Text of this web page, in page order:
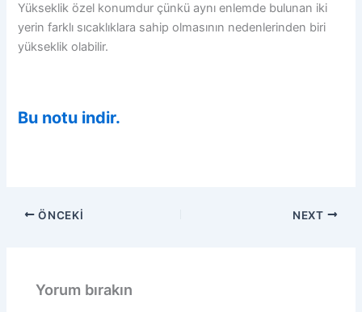
Yükseklik özel konumdur çünkü aynı enlemde bulunan iki
yerin farklı sıcaklıklara sahip olmasının nedenlerinden biri
yükseklik olabilir.
Bu notu indir.
ÖNCEKI NEXT
Yorum bırakın